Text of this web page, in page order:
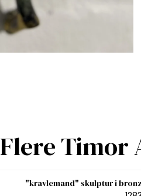
Flere
"kravlemand" skulptur i